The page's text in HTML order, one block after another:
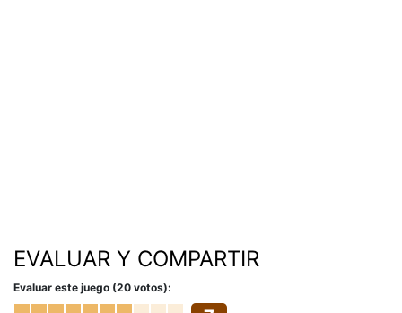
EVALUAR Y COMPARTIR
Evaluar este juego (20 votos):